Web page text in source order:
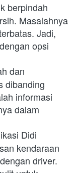
berpindah
Masalahnya
Jadi,
opsi
dan
dibanding
informasi
dalam
Didi
kendaraan
driver.